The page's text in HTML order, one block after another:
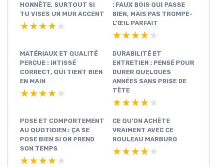
HONNÊTE, SURTOUT SI
TU VISES UN MUR ACCENT
★★★★★
★★★★★
: FAUX BOIS QUI PASSE
BIEN, MAIS PAS TROMPE-
L’ŒIL PARFAIT
★★★★★
★★★★★
MATÉRIAUX ET QUALITÉ
PERÇUE : INTISSÉ
CORRECT, QUI TIENT BIEN
EN MAIN
★★★★★
★★★★★
DURABILITÉ ET
ENTRETIEN : PENSÉ POUR
DURER QUELQUES
ANNÉES SANS PRISE DE
TÊTE
★★★★★
★★★★★
POSE ET COMPORTEMENT
AU QUOTIDIEN : ÇA SE
POSE BIEN SI ON PREND
SON TEMPS
★★★★★
★★★★★
CE QU’ON ACHÈTE
VRAIMENT AVEC CE
ROULEAU MARBURG
★★★★★
★★★★★